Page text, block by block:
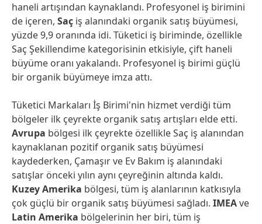
haneli artışından kaynaklandı. Profesyonel iş birimini
de içeren, Saç iş alanındaki organik satış büyümesi,
yüzde 9,9 oranında idi. Tüketici iş biriminde, özellikle
Saç Şekillendime kategorisinin etkisiyle, çift haneli
büyüme oranı yakalandı. Profesyonel iş birimi güçlü
bir organik büyümeye imza attı.
Tüketici Markaları İş Birimi'nin hizmet verdiği tüm
bölgeler ilk çeyrekte organik satış artışları elde etti.
Avrupa bölgesi ilk çeyrekte özellikle Saç iş alanından
kaynaklanan pozitif organik satış büyümesi
kaydederken, Çamaşır ve Ev Bakım iş alanındaki
satışlar önceki yılın aynı çeyreğinin altında kaldı.
Kuzey Amerika bölgesi, tüm iş alanlarının katkısıyla
çok güçlü bir organik satış büyümesi sağladı. IMEAve
Latin Amerika bölgelerinin her biri, tüm iş